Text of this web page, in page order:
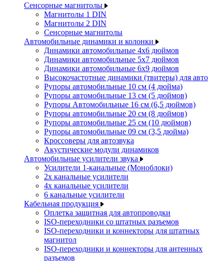
Сенсорные магнитолы
Магнитолы 1 DIN
Магнитолы 2 DIN
Сенсорные магнитолы
Автомобильные динамики и колонки
Динамики автомобильные 4x6 дюймов
Динамики автомобильные 5x7 дюймов
Динамики автомобильные 6x9 дюймов
Высокочастотные динамики (твитеры) для авто
Рупоры автомобильные 10 см (4 дюйма)
Рупоры автомобильные 13 см (5 дюймов)
Рупоры Автомобильные 16 см (6,5 дюймов)
Рупоры автомобильные 20 см (8 дюймов)
Рупоры автомобильные 25 см (10 дюймов)
Рупоры автомобильные 09 см (3,5 дюйма)
Кроссоверы для автозвука
Акустические модули динамиков
Автомобильные усилители звука
Усилители 1-канальные (Моноблоки)
2х канальные усилители
4х канальные усилители
6 канальные усилители
Кабельная продукция
Оплетка защитная для автопроводки
ISO-переходники со штатных разъемов
ISO-переходники и коннекторы для штатных
магнитол
ISO-переходники и коннекторы для антенных
разъемов